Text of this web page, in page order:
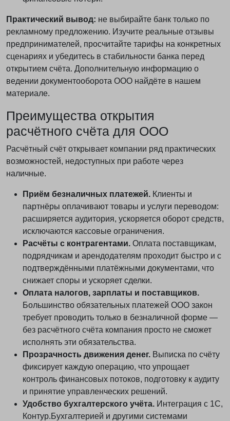
Практический вывод: не выбирайте банк только по
рекламному предложению. Изучите реальные отзывы
предпринимателей, просчитайте тарифы на конкретных
сценариях и убедитесь в стабильности банка перед
открытием счёта. Дополнительную информацию о
ведении документооборота ООО найдёте в нашем
материале.
Преимущества открытия
расчётного счёта для ООО
Расчётный счёт открывает компании ряд практических
возможностей, недоступных при работе через
наличные.
Приём безналичных платежей. Клиенты и
партнёры оплачивают товары и услуги переводом:
расширяется аудитория, ускоряется оборот средств,
исключаются кассовые ограничения.
Расчёты с контрагентами. Оплата поставщикам,
подрядчикам и арендодателям проходит быстро и с
подтверждёнными платёжными документами, что
снижает споры и ускоряет сделки.
Оплата налогов, зарплаты и поставщиков.
Большинство обязательных платежей ООО закон
требует проводить только в безналичной форме —
без расчётного счёта компания просто не сможет
исполнять эти обязательства.
Прозрачность движения денег. Выписка по счёту
фиксирует каждую операцию, что упрощает
контроль финансовых потоков, подготовку к аудиту
и принятие управленческих решений.
Удобство бухгалтерского учёта. Интеграция с 1С,
Контур.Бухгалтерией и другими системами
Не нашли подходящее решение?
Получите бесплатную консультацию специалиста
ФИНАБИ.
Мы подскажем оптимальный формат
бухгалтерского обслуживания именно для вашего
бизнеса.
Получить консультацию
Нажимая «Отправить», вы соглашаетесь с
Политикой обработки
персональных данных